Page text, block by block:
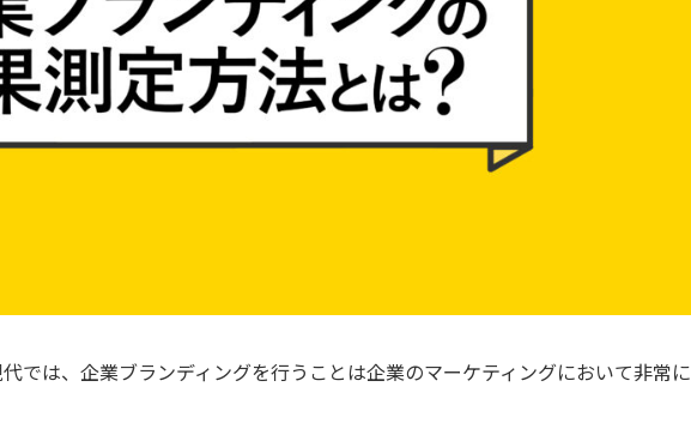
では、企業ブランディングを行うことは企業のマーケティングにおいて非常に